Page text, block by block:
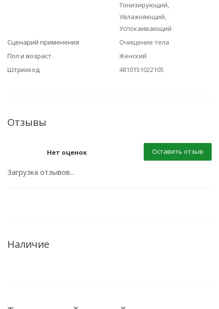
Тонизирующий,
Увлажняющий,
Успокаивающий
Сценарий применения
Очищение тела
Пол и возраст
Женский
Штрихкод
4810151022105
Отзывы
Нет оценок Оставить отзыв
Загрузка отзывов...
Наличие